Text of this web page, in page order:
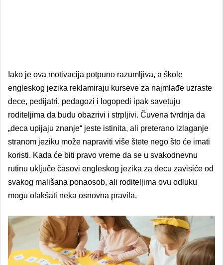
Iako je ova motivacija potpuno razumljiva, a škole
engleskog jezika reklamiraju kurseve za najmlađe uzraste
dece, pedijatri, pedagozi i logopedi ipak savetuju
roditeljima da budu obazrivi i strpljivi. Čuvena tvrdnja da
„deca upijaju znanje“ jeste istinita, ali preterano izlaganje
stranom jeziku može napraviti više štete nego što će imati
koristi. Kada će biti pravo vreme da se u svakodnevnu
rutinu uključe časovi engleskog jezika za decu zavisiće od
svakog mališana ponaosob, ali roditeljima ovu odluku
mogu olakšati neka osnovna pravila.